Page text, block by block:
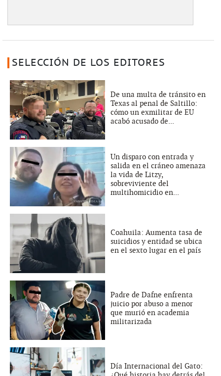
SELECCIÓN DE LOS EDITORES
De una multa de tránsito en
Texas al penal de Saltillo:
cómo un exmilitar de EU
acabó acusado de...
Un disparo con entrada y
salida en el cráneo amenaza
la vida de Litzy,
sobreviviente del
multihomicidio en...
Coahuila: Aumenta tasa de
suicidios y entidad se ubica
en el sexto lugar en el país
Padre de Dafne enfrenta
juicio por abuso a menor
que murió en academia
militarizada
Día Internacional del Gato: